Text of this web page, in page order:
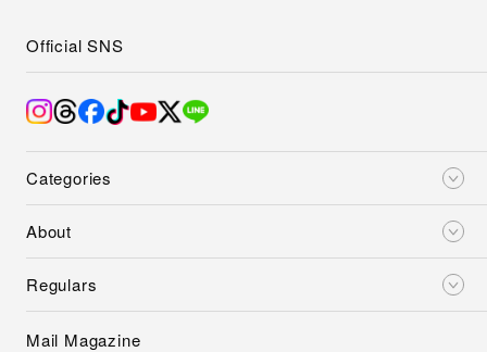
Categories
About
Regulars
Official SNS
Mail Magazine